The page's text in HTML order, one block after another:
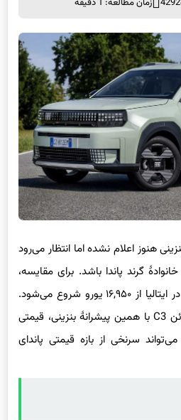
زمان مطالعه: 1 دقیقه
هنوز اعلام نشده اما انتظار می‌رود
گرند پاندا باشد. برای مقایسه،
قیمت نسخهٔ هیبرید خفیف در ایتالیا از ۱۶,۹۵۰ یورو شروع می‌شود.
این در حالی است که سیتروئن C3 با همین پیشرانهٔ بنزینی، قیمتی
دارد که می‌تواند سرنخی از بازه قیمتی پاندای